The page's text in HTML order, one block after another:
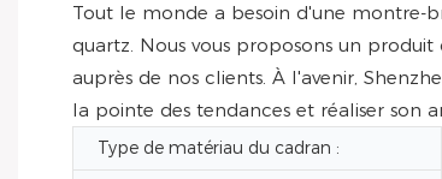
Tout le monde a besoin d'une montre-
quartz. Nous vous proposons un
auprès de nos clients. À l'avenir,
la pointe des tendances et réaliser son
Type de matériau du cadran :